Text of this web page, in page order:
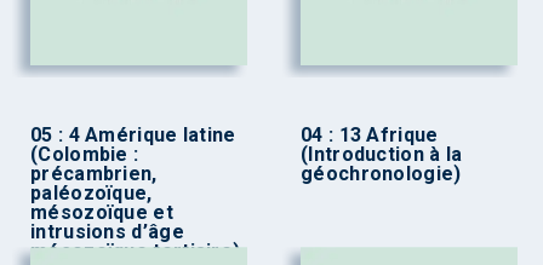
05 : 4 Amérique latine
(Colombie :
précambrien,
paléozoïque,
mésozoïque et
intrusions d’âge
mésozoïque tertiaire)
04 : 13 Afrique
(Introduction à la
géochronologie)